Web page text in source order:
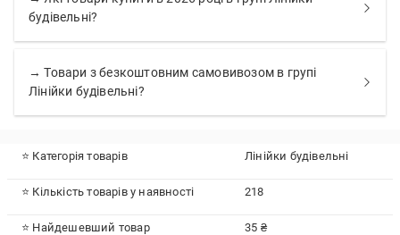
будівельні?
→ Товари з безкоштовним самовивозом в групі
Лінійки будівельні?
⭐ Категорія товарів Лінійки будівельні
⭐ Кількість товарів у наявності 218
⭐ Найдешевший товар 35 ₴